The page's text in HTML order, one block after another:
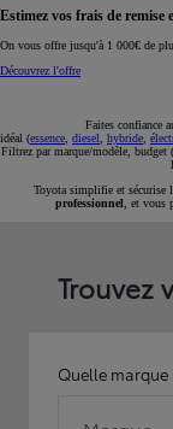
Réservez en ligne votre
Réservez en ligne
Faites confiance
idéal (essence diesel hybride
Filtrez par marque/modèle,
Toyota simplifie et sécurise
professionnel , et vous
Trouvez
Quelle marque